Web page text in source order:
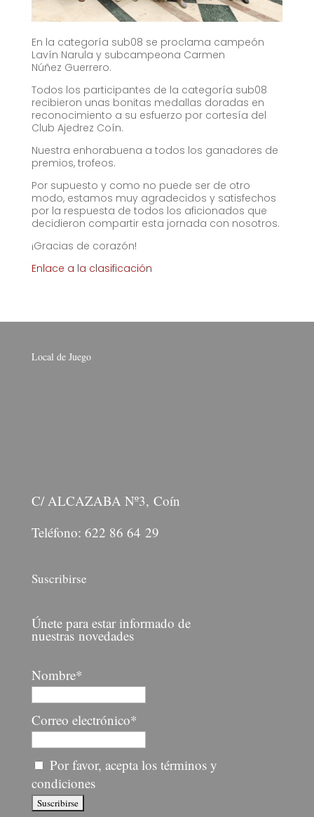
En la categoría sub08 se proclama campeón
Lavín Narula y subcampeona Carmen
Núñez Guerrero.
Todos los participantes de la categoría sub08
recibieron unas bonitas medallas doradas en
reconocimiento a su esfuerzo por cortesía del
Club Ajedrez Coín.
Nuestra enhorabuena a todos los ganadores de
premios, trofeos.
Por supuesto y como no puede ser de otro
modo, estamos muy agradecidos y satisfechos
por la respuesta de todos los aficionados que
decidieron compartir esta jornada con nosotros.
¡Gracias de corazón!
Enlace a la clasificación
Local de Juego
C/ ALCAZABA Nº3, Coín
Teléfono: 622 86 64 29
Suscribirse
Únete para estar informado de
nuestras novedades
Nombre*
Correo electrónico*
Por favor, acepta los términos y
condiciones